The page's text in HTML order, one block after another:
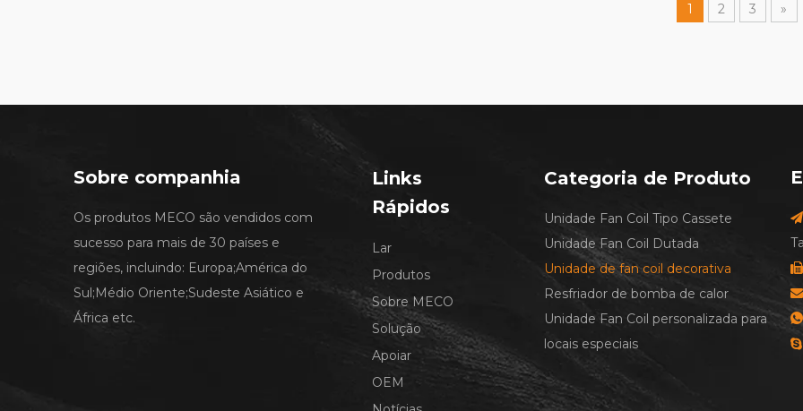
1 2 3 »
Sobre companhia
Os produtos MECO são vendidos com
sucesso para mais de 30 países e
regiões, incluindo: Europa;América do
Sul;Médio Oriente;Sudeste Asiático e
África etc.
Links
Rápidos
Lar
Produtos
Sobre MECO
Solução
Apoiar
OEM
Categoria de Produto
Unidade Fan Coil Tipo Cassete
Unidade Fan Coil Dutada
Unidade de fan coil decorativa
Resfriador de bomba de calor
Unidade Fan Coil personalizada para
locais especiais




